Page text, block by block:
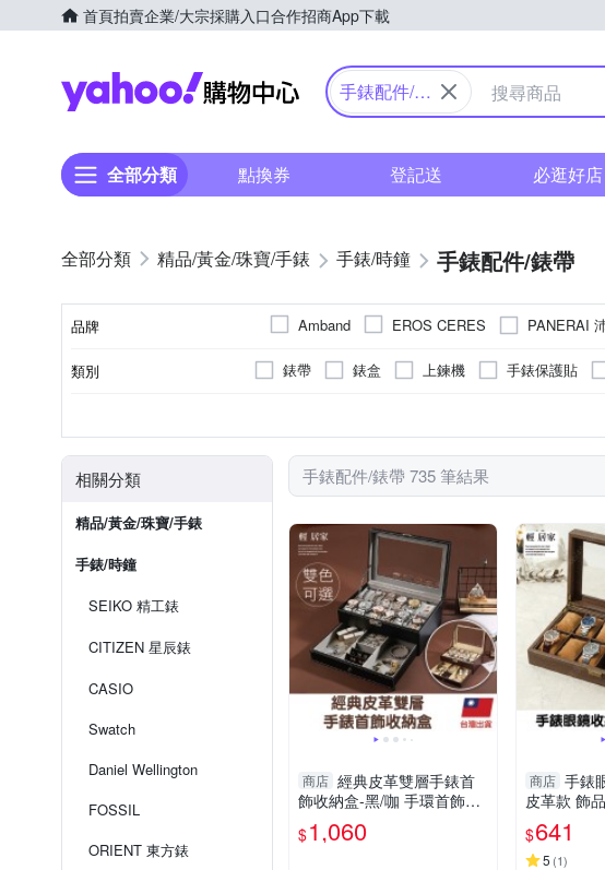
首頁拍賣企業/大宗採購入口合作招商App下載
Yahoo購物中心
手錶配件/錶
全部分類 點換券 登記送 必逛好店
精品/黃金/珠寶/手錶 手錶/時鐘 手錶配件/錶帶
品牌 Amband EROS CERES PANERAI
類別 錶帶 錶盒 上鍊機 手錶保護貼
橡
相關分類
精品/黃金/珠寶/手錶
手錶/時鐘
SEIKO 精工錶
CITIZEN 星辰錶
CASIO
Swatch
Daniel Wellington
FOSSIL
ORIENT 東方錶
手錶配件/錶帶 735 筆結果
商店 經典皮革雙層手錶首
飾收納盒-黑/咖 手環首飾收
納盒 項鍊珠寶盒 情侶對錶
盒 展示盒-輕居家2015
$1,060
商店 手錶
皮革款 飾品收納盒 首飾盒
飾品盒 手
$641
5 (1)